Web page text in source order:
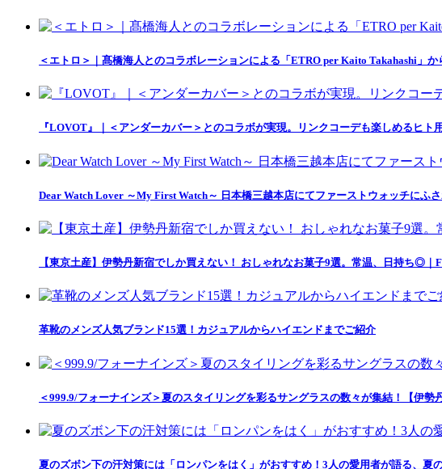
＜エトロ＞｜髙橋海人とのコラボレーションによる「ETRO per Kaito Takahashi」か
『LOVOT』｜＜アンダーカバー＞とのコラボが実現。リンクコーデも楽しめるヒト
Dear Watch Lover ～My First Watch～ 日本橋三越本店にてファーストウォッチにふ
【東京土産】伊勢丹新宿でしか買えない！ おしゃれなお菓子9選。常温、日持ち◎｜
革靴のメンズ人気ブランド15選！カジュアルからハイエンドまでご紹介
＜999.9/フォーナインズ＞夏のスタイリングを彩るサングラスの数々が集結！【伊勢
夏のズボン下の汗対策には「ロンパンをはく」がおすすめ！3人の愛用者が語る、夏